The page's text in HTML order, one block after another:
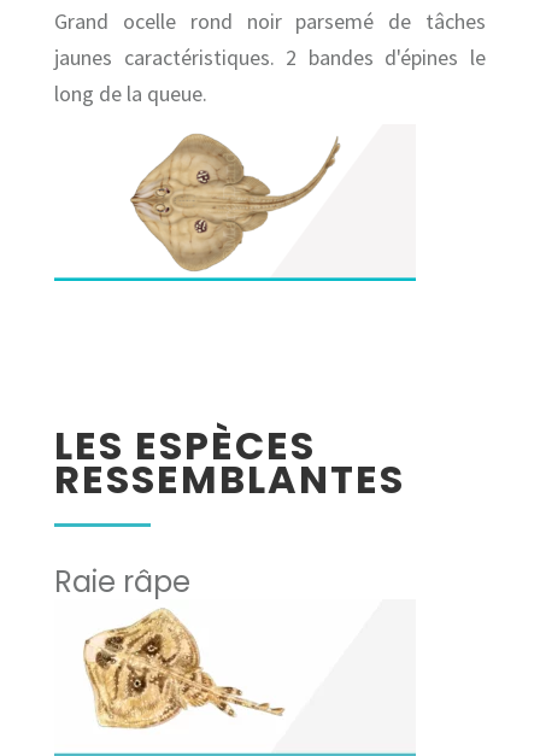
Grand ocelle rond noir parsemé de tâches
jaunes caractéristiques. 2 bandes d'épines le
long de la queue.
LES ESPÈCES
RESSEMBLANTES
Raie râpe